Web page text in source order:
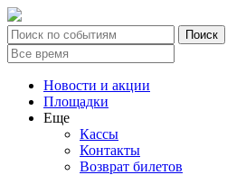
Новости и акции
Площадки
Еще
Кассы
Контакты
Возврат билетов